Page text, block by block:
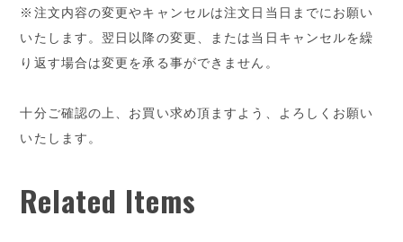
※注文内容の変更やキャンセルは注文日当日までにお願い
いたします。翌日以降の変更、または当日キャンセルを繰
り返す場合は変更を承る事ができません。
十分ご確認の上、お買い求め頂ますよう、よろしくお願い
いたします。
Related Items